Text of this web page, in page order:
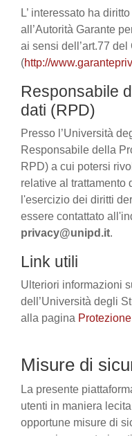
L’ interessato ha
all’Autorità Garante
ai sensi dell’art.77 del
(http://
Responsabile
dati (RPD)
Presso l’Università
Responsabile della
RPD) a cui potersi
relative al trattamento
l'esercizio dei diritti
essere contattato
privacy@unipd.it.
Link utili
Ulteriori informazioni
dell’Università degli
alla pagina
Misure di
La presente
utenti in maniera
opportune misure di